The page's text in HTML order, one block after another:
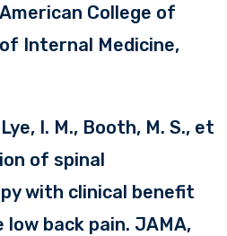
College of
Internal Medicine,
I. M., Booth, M. S., et
of spinal
with clinical benefit
back pain. JAMA,